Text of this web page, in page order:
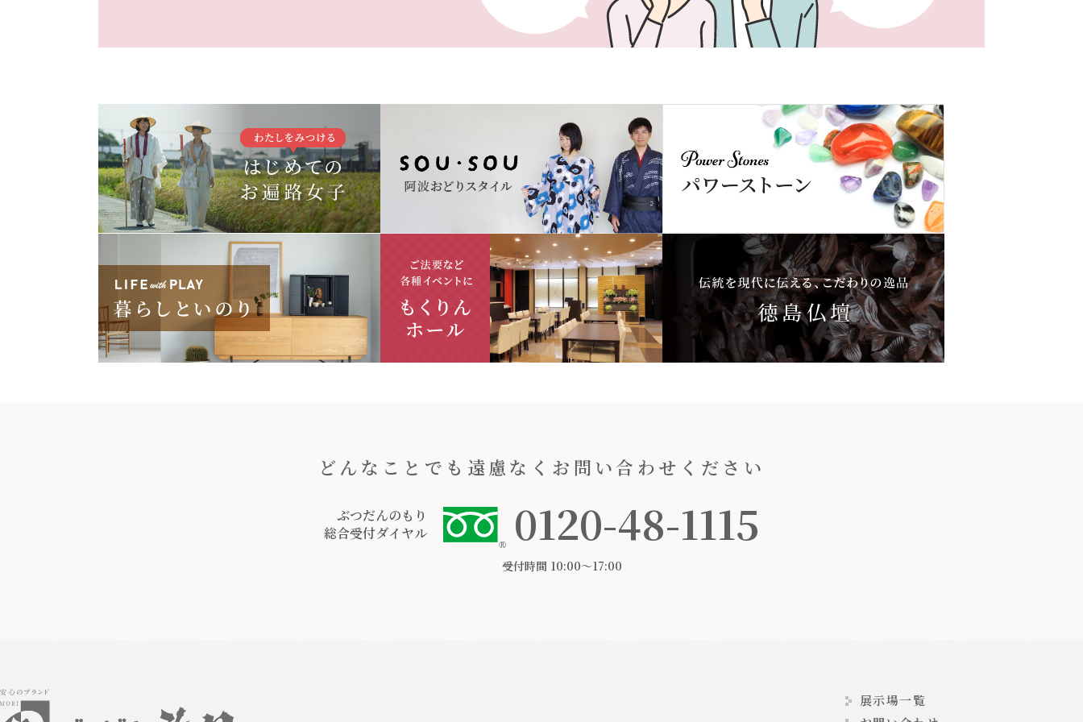
どんなことでも遠慮なくお問い合わせください
ぶつだんのもり
総合受付ダイヤル
0120-48-1115
受付時間 10:00〜17:00
展示場一覧